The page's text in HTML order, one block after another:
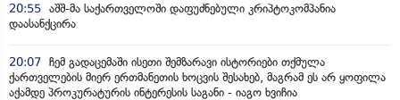
20:55 აშშ-მა საქართველოში დაფუძნებული კრიპტოკომპანია
დაასანქცირა
20:07 ჩემ გადაცემაში ისეთი შემზარავი ისტორიები თქმულა
ქართველების მიერ ერთმანეთის ხოცვის შესახებ, მაგრამ ეს არ ყოფილა
აქამდე პროკურატურის ინტერესის საგანი - იაგო ხვიჩია